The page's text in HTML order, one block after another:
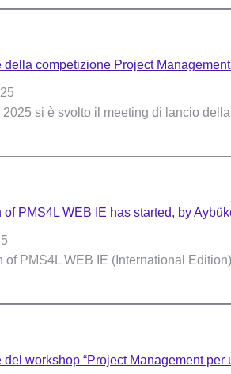
della competizione Project
2025 si è svolto il meeting di lancio
PMS4L WEB IE has started, by
of PMS4L WEB IE (International
workshop “Project Management